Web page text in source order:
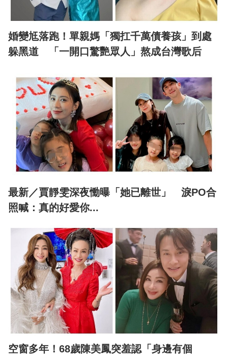
婚變尪落跑！單親媽「獨扛千萬債養孩」到處
躲黑道 「一開口驚艷眾人」熬成台灣歌后
最新／賈靜雯深夜慟曝「她已離世」 淚PO合
照喊：真的好愛你...
空窗多年！68歲陳美鳳突羞認「身邊有個